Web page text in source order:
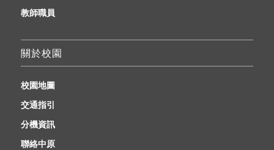
教師職員
關於校園
校園地圖
交通指引
分機資訊
聯絡中原